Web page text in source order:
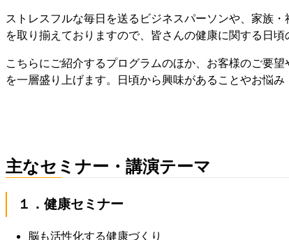
ストレスフルな毎日を送るビジネスパーソンや、家族
を取り揃えておりますので、皆さんの健康に関する日
こちらにご紹介するプログラムのほか、お客様のご要
を一層盛り上げます。日頃から興味があることやお悩
主なセミナー・講演テーマ
１．健康セミナー
脳も活性化する健康づくり